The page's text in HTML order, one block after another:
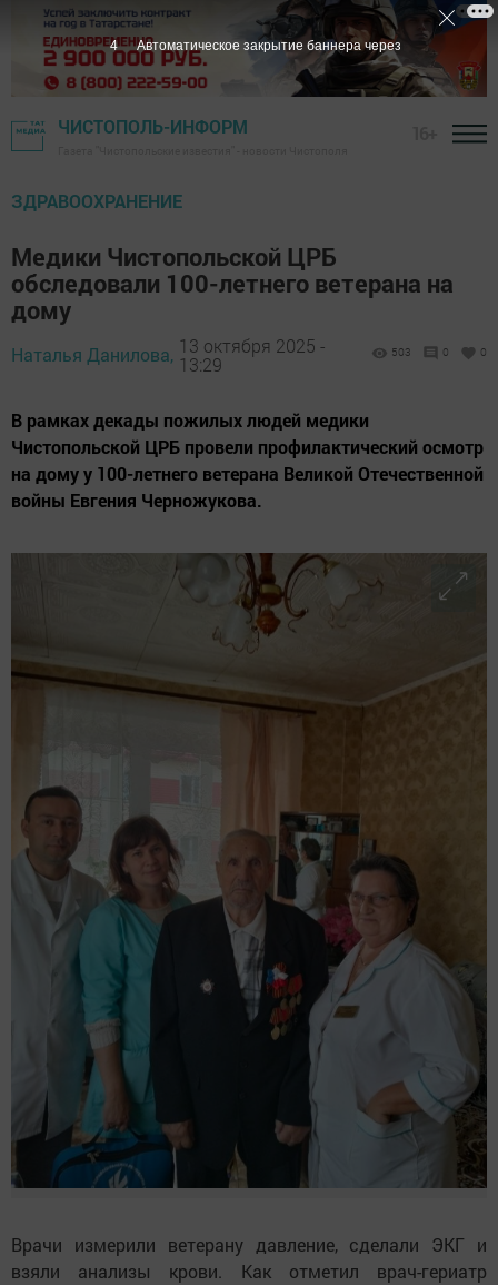
ЧИСТОПОЛЬ-ИНФОРМ
ЗДРАВООХРАНЕНИЕ
Медики Чистопольской ЦРБ
обследовали 100-летнего ветерана на
дому
Наталья Данилова, 13 октября 2025 -
13:29
503 0 0
В рамках декады пожилых людей медики
Чистопольской ЦРБ провели профилактический осмотр
на дому у 100-летнего ветерана Великой Отечественной
войны Евгения Черножукова.
Врачи измерили ветерану давление, сделали ЭКГ и
взяли анализы крови. Как отметил врач-гериатр
2 Автоматическое закрытие баннера через